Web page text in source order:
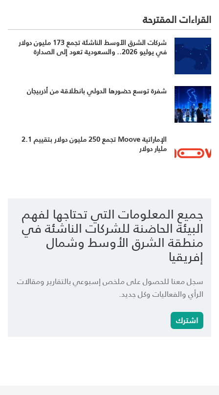
القراءات المقترحة
شركات الشرق الأوسط الناشئة تجمع 173 مليون دولار
في يوليو 2026.. والسعودية تعود إلى الصدارة
شفرة توسع حضورها الدولي بانطلاقة من أذربيجان
الإماراتية Moove تجمع 250 مليون دولار بتقييم 2.1
مليار دولار
جميع المعلومات التي تحتاجها لفهم
البيئة الحاضنة للشركات الناشئة في
منطقة الشرق الأوسط وشمال
إفريقيا
سجل معنا للحصول على ملخص إسبوعي بالتقارير ومقالات
الرأي والفعاليات وكل جديد.
اشترك